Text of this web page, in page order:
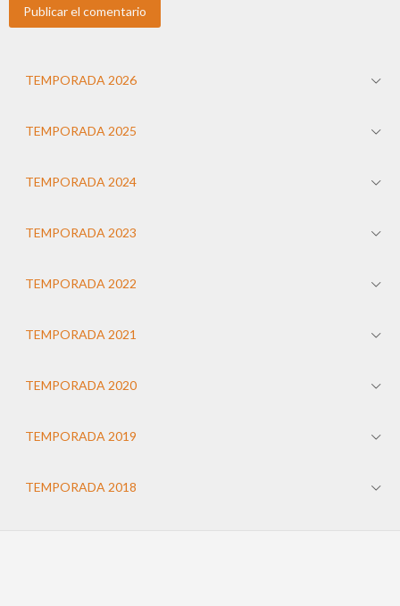
TEMPORADA 2026
TEMPORADA 2025
TEMPORADA 2024
TEMPORADA 2023
TEMPORADA 2022
TEMPORADA 2021
TEMPORADA 2020
TEMPORADA 2019
TEMPORADA 2018